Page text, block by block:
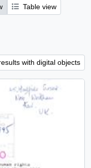
Table view
with digital objects